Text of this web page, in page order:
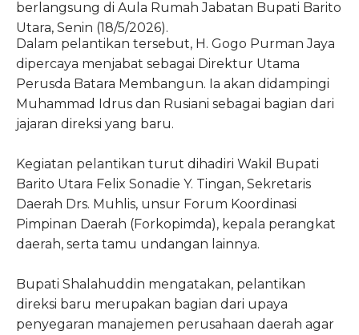
berlangsung di Aula Rumah Jabatan Bupati Barito
Utara, Senin (18/5/2026).
Dalam pelantikan tersebut, H. Gogo Purman Jaya
dipercaya menjabat sebagai Direktur Utama
Perusda Batara Membangun. Ia akan didampingi
Muhammad Idrus dan Rusiani sebagai bagian dari
jajaran direksi yang baru.
Kegiatan pelantikan turut dihadiri Wakil Bupati
Barito Utara Felix Sonadie Y. Tingan, Sekretaris
Daerah Drs. Muhlis, unsur Forum Koordinasi
Pimpinan Daerah (Forkopimda), kepala perangkat
daerah, serta tamu undangan lainnya.
Bupati Shalahuddin mengatakan, pelantikan
direksi baru merupakan bagian dari upaya
penyegaran manajemen perusahaan daerah agar